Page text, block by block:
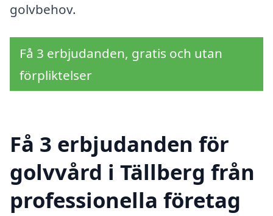
golvbehov.
Få 3 erbjudanden, gratis och utan
förpliktelser
Få 3 erbjudanden för
golvvård i Tällberg från
professionella företag